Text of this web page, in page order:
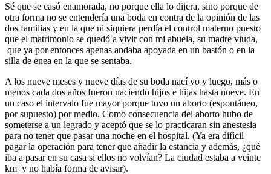
Sé que se casó enamorada, no porque ella lo dijera, sino porque de
otra forma no se entendería una boda en contra de la opinión de las
dos familias y en la que ni siquiera perdía el control materno puesto
que el matrimonio se quedó a vivir con mi abuela, su madre viuda,
que ya por entonces apenas andaba apoyada en un bastón o en la
silla de enea en la que se sentaba.
A los nueve meses y nueve días de su boda nací yo y luego, más o
menos cada dos años fueron naciendo hijos e hijas hasta nueve. En
un caso el intervalo fue mayor porque tuvo un aborto (espontáneo,
por supuesto) por medio. Como consecuencia del aborto hubo de
someterse a un legrado y aceptó que se lo practicaran sin anestesia
para no tener que pasar una noche en el hospital. (Ya era difícil
pagar la operación para tener que añadir la estancia y además, ¿qué
iba a pasar en su casa si ellos no volvían? La ciudad estaba a veinte
km y no había forma de avisar).